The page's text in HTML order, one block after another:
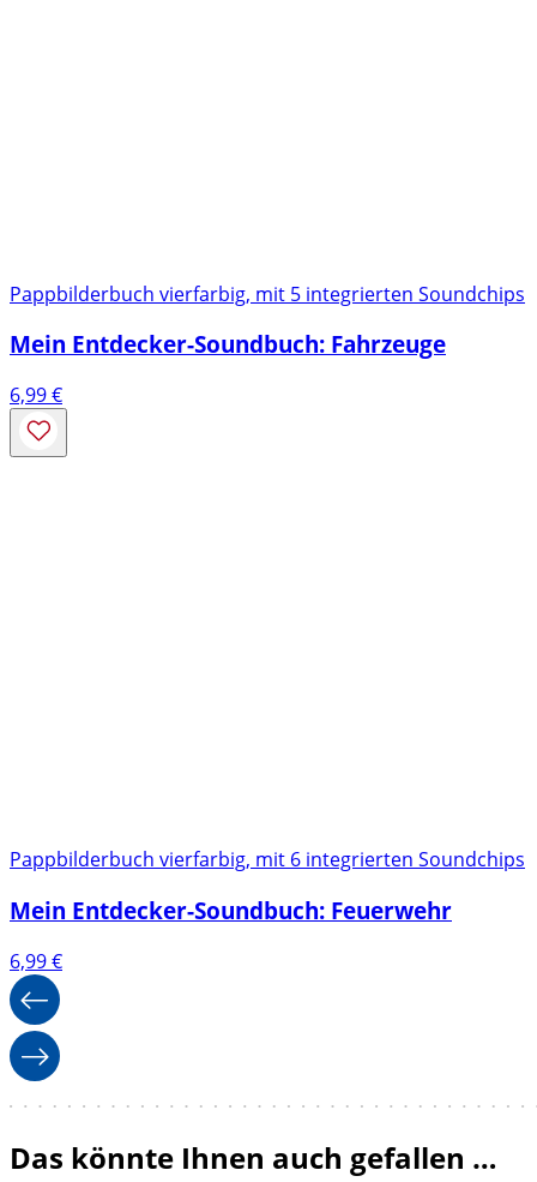
Pappbilderbuch vierfarbig, mit 5 integrierten Soundchips
Mein Entdecker-Soundbuch: Fahrzeuge
6,99€
Pappbilderbuch vierfarbig, mit 6 integrierten Soundchips
Mein Entdecker-Soundbuch: Feuerwehr
6,99€
Das könnte Ihnen auch gefallen …